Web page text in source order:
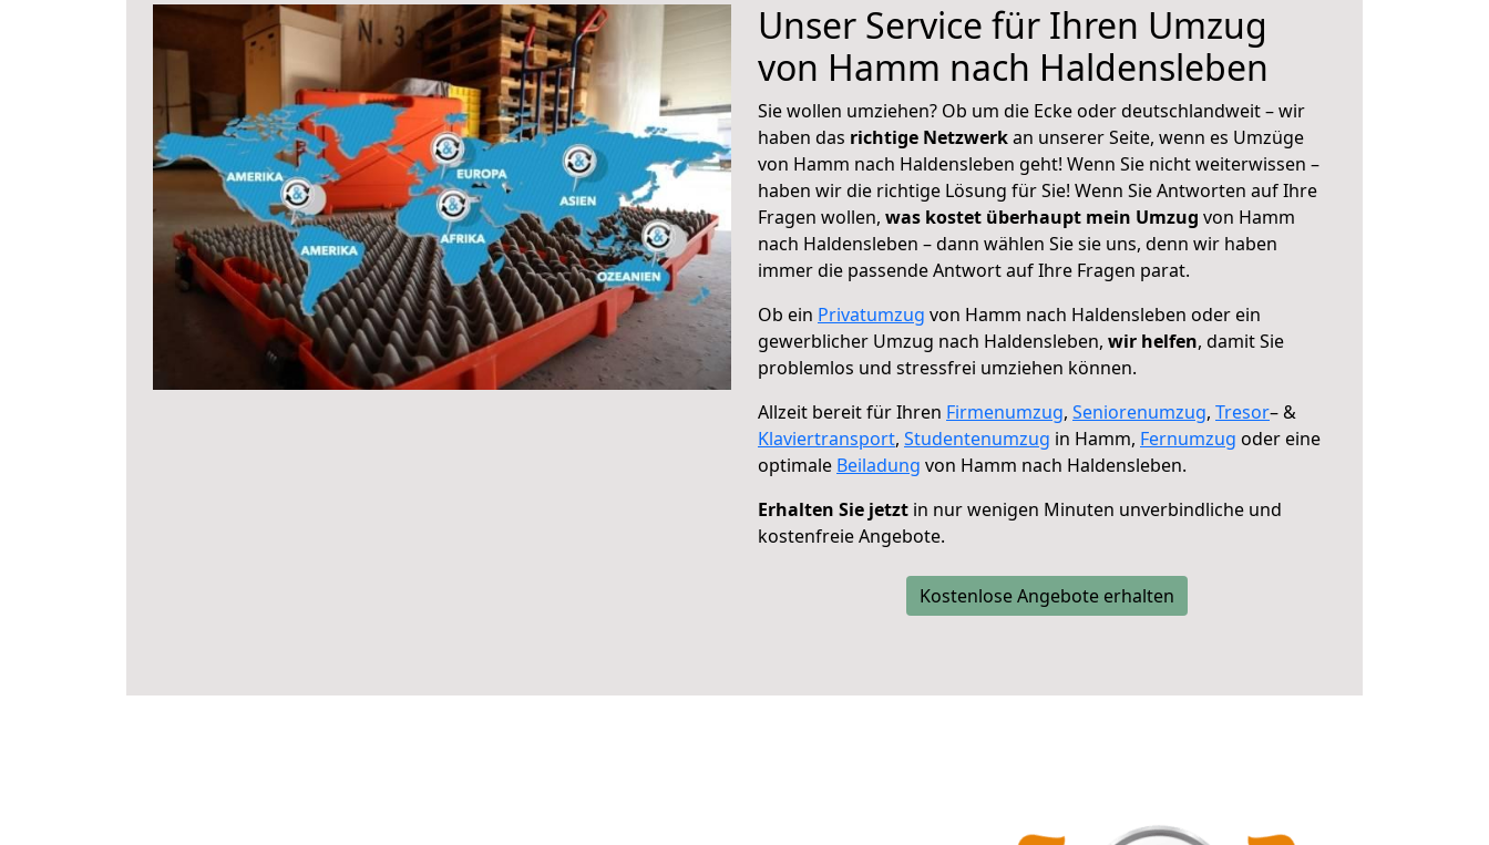
Unser Service für Ihren Umzug
von Hamm nach Haldensleben
Sie wollen umziehen? Ob um die Ecke oder deutschlandweit – wir
haben das richtige Netzwerkan unserer Seite, wenn es Umzüge
von Hamm nach Haldensleben geht! Wenn Sie nicht weiterwissen –
haben wir die richtige Lösung für Sie! Wenn Sie Antworten auf Ihre
Fragen wollen, was kostet überhaupt mein Umzug von Hamm
nach Haldensleben – dann wählen Sie sie uns, denn wir haben
immer die passende Antwort auf Ihre Fragen parat.
Ob ein Privatumzug von Hamm nach Haldensleben oder ein
gewerblicher Umzug nach Haldensleben, wir helfen, damit Sie
problemlos und stressfrei umziehen können.
Allzeit bereit für Ihren Firmenumzug, Seniorenumzug, Tresor– &
Klaviertransport, Studentenumzug in Hamm, Fernumzug oder eine
optimale Beiladung von Hamm nach Haldensleben.
Erhalten Sie jetzt in nur wenigen Minuten unverbindliche und
kostenfreie Angebote.
Kostenlose Angebote erhalten